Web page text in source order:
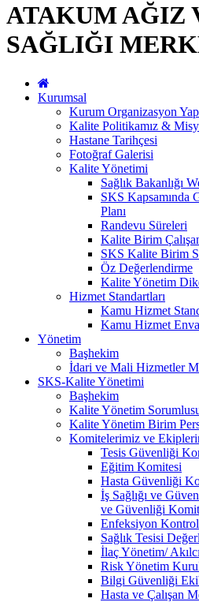
ATAKUM AĞIZ
SAĞLIĞI
Kurumsal
Kurum Organizasyon
Kalite Politikamız &
Hastane Tarihçesi
Fotoğraf Galerisi
Kalite Yönetimi
Sağlık Bakanlığı
SKS Kapsamında
Planı
Randevu Süreleri
Kalite Birim
SKS Kalite Birim
Öz Değerlendirme
Kalite Yönetim
Hizmet Standartları
Kamu Hizmet
Kamu Hizmet
Yönetim
Başhekim
İdari ve Mali Hizmetler
SKS-Kalite Yönetimi
Başhekim
Kalite Yönetim
Kalite Yönetim Birim
Komitelerimiz ve
Tesis Güvenliği
Eğitim Komitesi
Hasta Güvenliği
İş Sağlığı ve
ve Güvenliği
Enfeksiyon
Sağlık Tesisi
İlaç Yönetim/
Risk Yönetim
Bilgi Güvenliği
Hasta ve Çalışan